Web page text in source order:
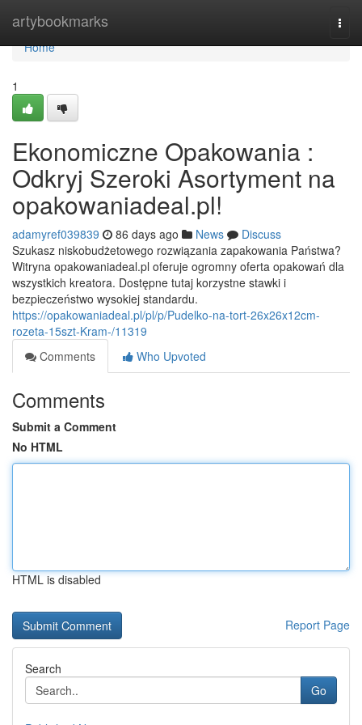
artybookmarks
Home
Home
1
Ekonomiczne Opakowania :
Odkryj Szeroki Asortyment na
opakowaniadeal.pl!
adamyref039839 86 days ago News
Discuss
Szukasz niskobudżetowego rozwiązania zapakowania Państwa?
Witryna opakowaniadeal.pl oferuje ogromny oferta opakowań dla
wszystkich kreatora. Dostępne tutaj korzystne stawki i
bezpieczeństwo wysokiej standardu.
https://opakowaniadeal.pl/pl/p/Pudelko-na-tort-26x26x12cm-
rozeta-15szt-Kram-/11319
Comments
Who Upvoted
Comments
Submit a Comment
No HTML
HTML is disabled
Report Page
Search
Go